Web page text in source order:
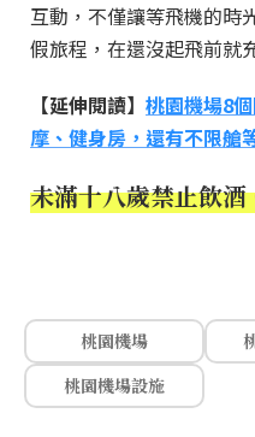
互動，不僅讓等飛機的時
假旅程，在還沒起飛前就
【延伸閱讀】 桃園機場8
摩、健身房，還有不限艙
未滿十八歲禁止飲
桃園機場
桃園機場設施